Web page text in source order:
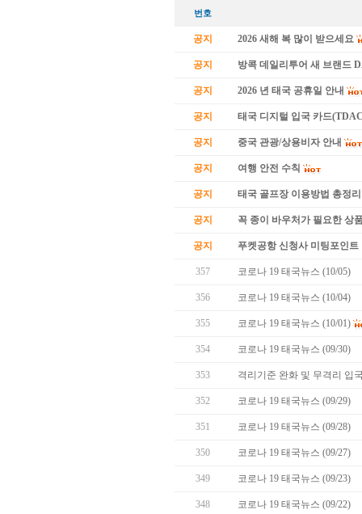
번호
공지 2026 새해 복 많이 받으세요
공지 방콕 데일리투어 새 브랜드
공지 2026 년 태국 공휴일 안내
공지 태국 디지털 입국 카드
공지 중국 관광/상용비자 안내
공지 여행 안전 수칙
공지 태국 골프장 이용방법 총정리
공지 꼭 종이 바우처가 필요한 상
공지 푸켓공항 신청사 미팅포인트
357 코로나 19 태국뉴스 (10/05)
356 코로나 19 태국뉴스 (10/04)
355 코로나 19 태국뉴스 (10/01)
354 코로나 19 태국뉴스 (09/30)
353 격리기준 완화 및 무격리 입
352 코로나 19 태국뉴스 (09/29)
351 코로나 19 태국뉴스 (09/28)
350 코로나 19 태국뉴스 (09/27)
349 코로나 19 태국뉴스 (09/23)
348 코로나 19 태국뉴스 (09/22)